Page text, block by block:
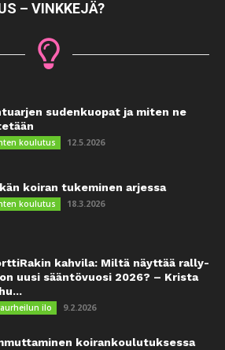
– VINKKEJÄ?
sudenkuopat ja miten ne
koulutus 12.5.2026
koiran tukeminen arjessa
koulutus 18.3.2026
kahvila: Miltä näyttää rally-
uusi sääntövuosi 2026? – Krista
ilo 9.2.2026
koirankoulutuksessa